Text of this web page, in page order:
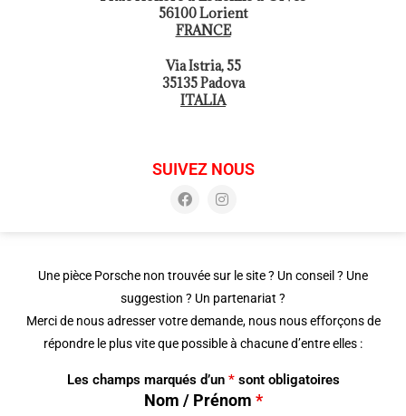
56100 Lorient
FRANCE
Via Istria, 55
35135 Padova
ITALIA
SUIVEZ NOUS
Une pièce Porsche non trouvée sur le site ? Un conseil ? Une
suggestion ? Un partenariat ?
Merci de nous adresser votre demande, nous nous efforçons de
répondre le plus vite que possible à chacune d’entre elles :
Les champs marqués d’un *sont obligatoires
Nom / Prénom *